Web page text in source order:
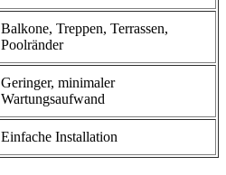
Balkone, Treppen, Terrassen,
Poolränder
Geringer, minimaler
Wartungsaufwand
Einfache Installation